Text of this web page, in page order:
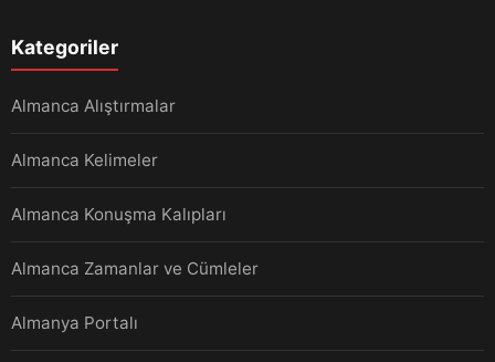
Kategoriler
Almanca Alıştırmalar
Almanca Kelimeler
Almanca Konuşma Kalıpları
Almanca Zamanlar ve Cümleler
Almanya Portalı